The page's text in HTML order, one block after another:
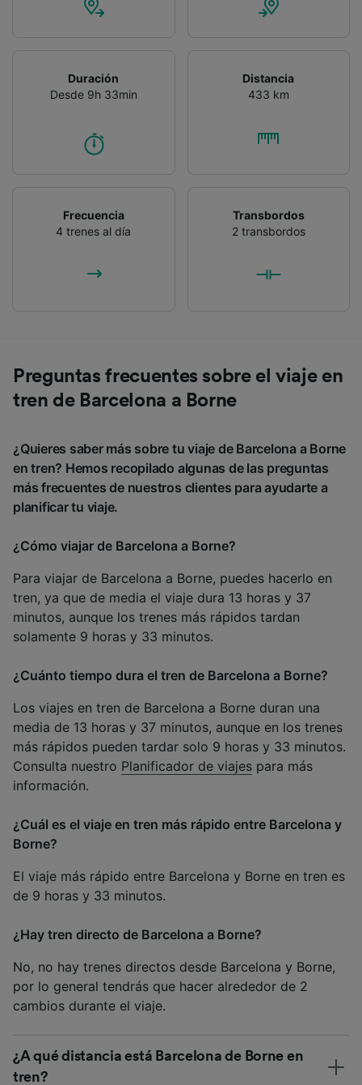
Duración
Desde 9h 33min
Distancia
433 km
Frecuencia
4 trenes al día
Transbordos
2 transbordos
Preguntas frecuentes sobre el viaje en
tren de Barcelona a Borne
¿Quieres saber más sobre tu viaje de Barcelona a Borne
en tren? Hemos recopilado algunas de las preguntas
más frecuentes de nuestros clientes para ayudarte a
planificar tu viaje.
¿Cómo viajar de Barcelona a Borne?
Para viajar de Barcelona a Borne, puedes hacerlo en
tren, ya que de media el viaje dura 13 horas y 37
minutos, aunque los trenes más rápidos tardan
solamente 9 horas y 33 minutos.
¿Cuánto tiempo dura el tren de Barcelona a Borne?
Los viajes en tren de Barcelona a Borne duran una
media de 13 horas y 37 minutos, aunque en los trenes
más rápidos pueden tardar solo 9 horas y 33 minutos.
Consulta nuestro Planificador de viajes para más
información.
¿Cuál es el viaje en tren más rápido entre Barcelona y
Borne?
El viaje más rápido entre Barcelona y Borne en tren es
de 9 horas y 33 minutos.
¿Hay tren directo de Barcelona a Borne?
No, no hay trenes directos desde Barcelona y Borne,
por lo general tendrás que hacer alrededor de 2
cambios durante el viaje.
¿A qué distancia está Barcelona de Borne en
tren?